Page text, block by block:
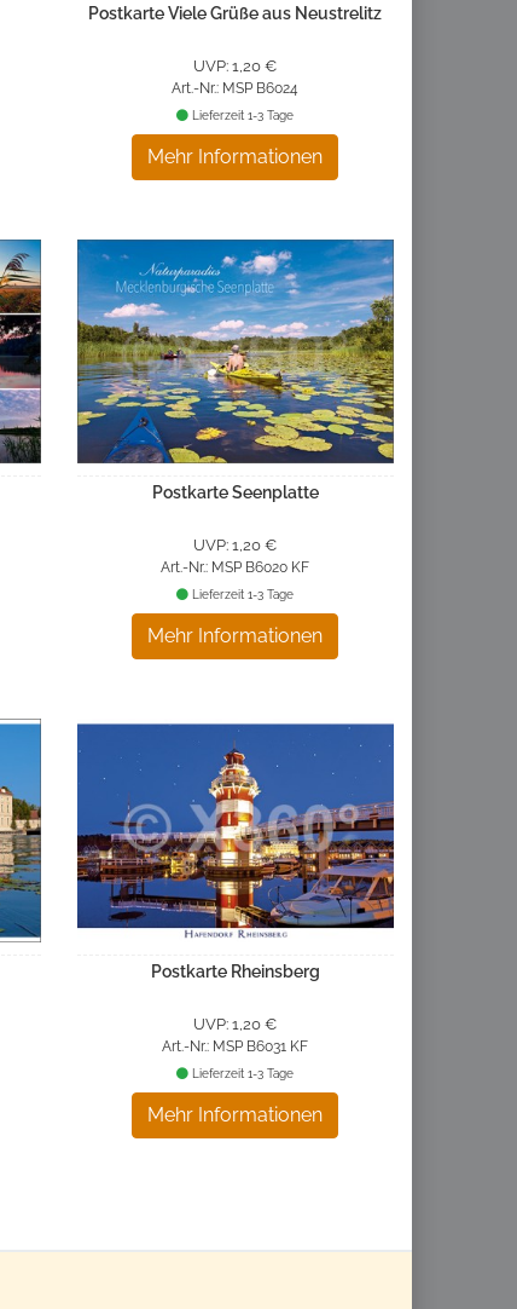
Postkarte Viele Grüße aus Neustrelitz
UVP: 1,20 €
Art.-Nr.: MSP B6024
Mehr Informationen
Lieferzeit 1-3 Tage
Postkarte Seenplatte
UVP: 1,20 €
Art.-Nr.: MSP B6020 KF
Mehr Informationen
Lieferzeit 1-3 Tage
Postkarte Rheinsberg
UVP: 1,20 €
Art.-Nr.: MSP B6031 KF
Mehr Informationen
Lieferzeit 1-3 Tage